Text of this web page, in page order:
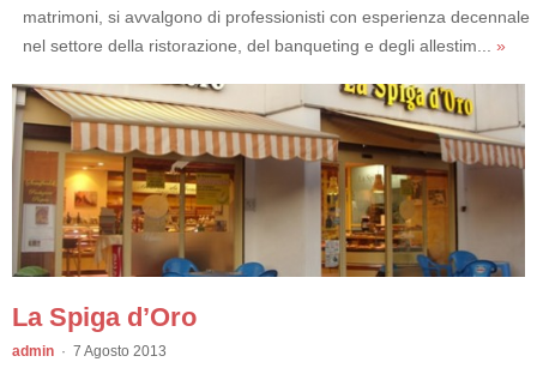
matrimoni, si avvalgono di professionisti con esperienza decennale
nel settore della ristorazione, del banqueting e degli allestim... »
La Spiga d’Oro
admin 7 Agosto 2013